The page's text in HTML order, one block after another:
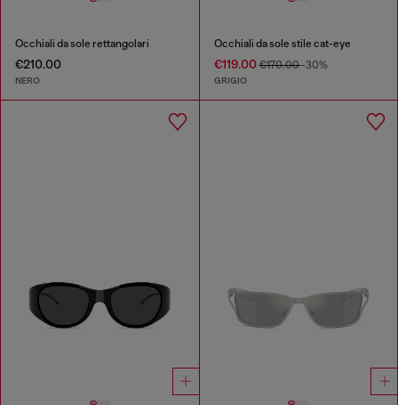
Occhiali da sole rettangolari
€210.00
NERO
Occhiali da sole stile cat-eye
€119.00€170.00-30%
GRIGIO